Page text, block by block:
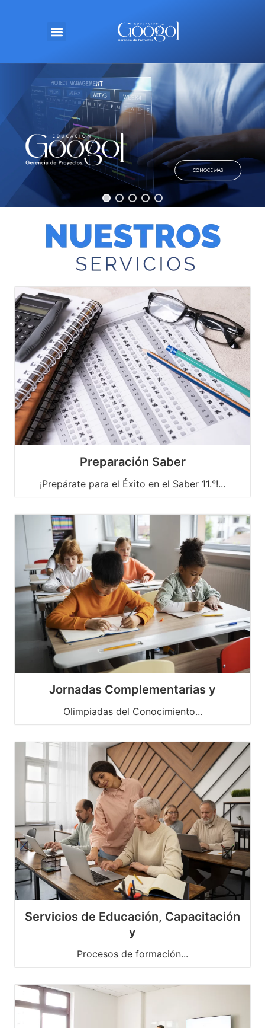
CONOCE MÁS
Preparación Saber
¡Prepárate para el Éxito en el Saber 11.°!...
Jornadas Complementarias y
Olimpiadas del Conocimiento...
Servicios de Educación, Capacitación
y
Procesos de formación...